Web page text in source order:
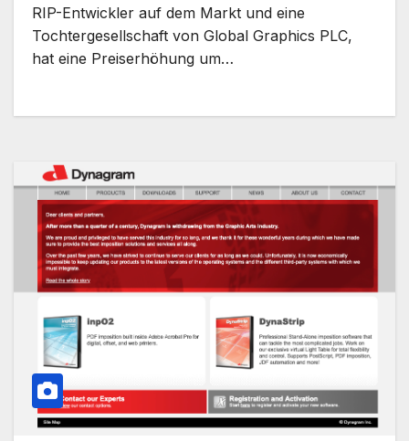
RIP-Entwickler auf dem Markt und eine
Tochtergesellschaft von Global Graphics PLC,
hat eine Preiserhöhung um…